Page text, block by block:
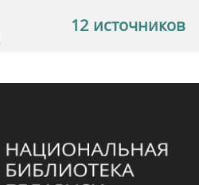
12 источников